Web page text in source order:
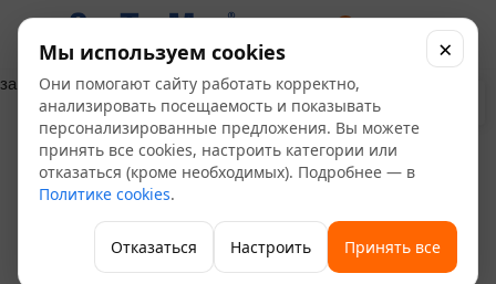
загрузка карты...
Мы используем cookies
Они помогают сайту работать корректно,
анализировать посещаемость и показывать
персонализированные предложения. Вы можете
принять все cookies, настроить категории или
отказаться (кроме необходимых). Подробнее — в
Политике cookies.
Отказаться Настроить Принять все
×